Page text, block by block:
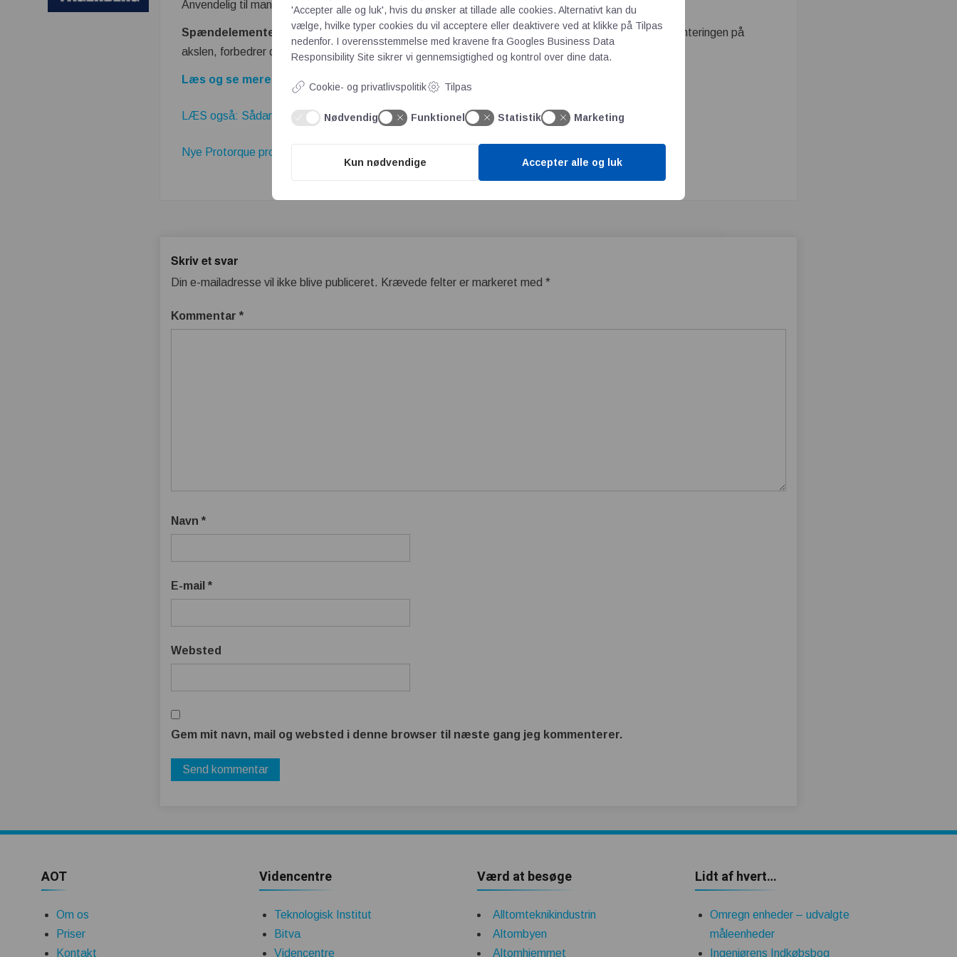
Anvendelig til mange typer remskiver, kædehjul og koblinger.
Spændelementer
– Spændelementer for nem montering uden brug af kile. Med stor præcision i monteringen på
akslen, forbedrer de effektivitet, reducerer vedligeholdelses-behov og øger sikkerheden.
Læs og se mere om Protorque produkterne her
LÆS også: Sådan forbedrer moderne skrivebordslys koncentration og performance
Nye Protorque produkter tilføjet til vores produktsortiment 's Firmaprofil
Skriv et svar
Din e-mailadresse vil ikke blive publiceret. Krævede felter er markeret med*
Kommentar*
Navn*
E-mail*
Websted
Gem mit navn, mail og websted i denne browser til næste gang jeg kommenterer.
AOT
Om os
Priser
Kontakt
Videncentre
Teknologisk Institut
Bitva
Videncentre
Værd at besøge
Alltomteknikindustrin
Altombyen
Altomhjemmet
Lidt af hvert…
Omregn enheder – udvalgte
måleenheder
Ingeniørens Indkøbsbog
'Accepter alle og luk', hvis du ønsker at tillade alle cookies. Alternativt kan du
vælge, hvilke typer cookies du vil acceptere eller deaktivere ved at klikke på Tilpas
nedenfor. I overensstemmelse med kravene fra Googles Business Data
Responsibility Site sikrer vi gennemsigtighed og kontrol over dine data.
Cookie- og privatlivspolitik Tilpas
Nødvendig Funktionel Statistik Marketing
Kun nødvendige Accepter alle og luk